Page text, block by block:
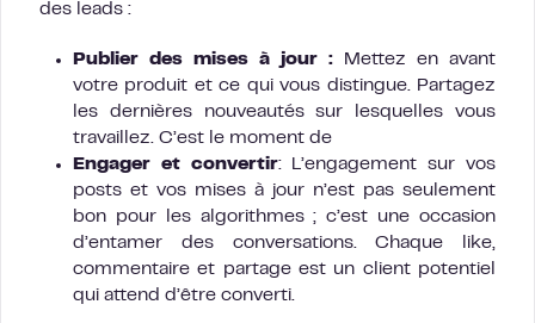
des leads :
Publier des mises à jour : Mettez en avant
votre produit et ce qui vous distingue. Partagez
les dernières nouveautés sur lesquelles vous
travaillez. C’est le moment de
Engager et convertir: L’engagement sur vos
posts et vos mises à jour n’est pas seulement
bon pour les algorithmes ; c’est une occasion
d’entamer des conversations. Chaque like,
commentaire et partage est un client potentiel
qui attend d’être converti.